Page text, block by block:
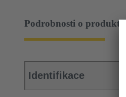
Podrobnosti o produktu
Identifikace